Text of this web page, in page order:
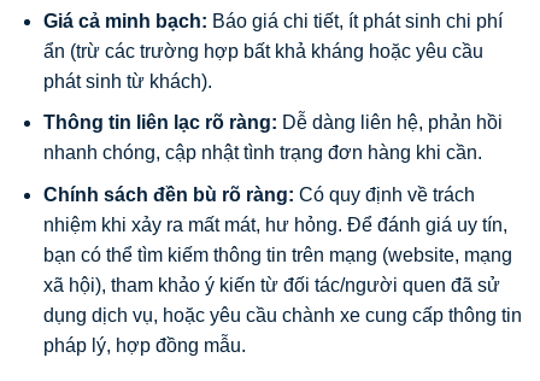
Giá cả minh bạch: Báo giá chi tiết, ít phát sinh chi phí
ẩn (trừ các trường hợp bất khả kháng hoặc yêu cầu
phát sinh từ khách).
Thông tin liên lạc rõ ràng: Dễ dàng liên hệ, phản hồi
nhanh chóng, cập nhật tình trạng đơn hàng khi cần.
Chính sách đền bù rõ ràng: Có quy định về trách
nhiệm khi xảy ra mất mát, hư hỏng. Để đánh giá uy tín,
bạn có thể tìm kiếm thông tin trên mạng (website, mạng
xã hội), tham khảo ý kiến từ đối tác/người quen đã sử
dụng dịch vụ, hoặc yêu cầu chành xe cung cấp thông tin
pháp lý, hợp đồng mẫu.